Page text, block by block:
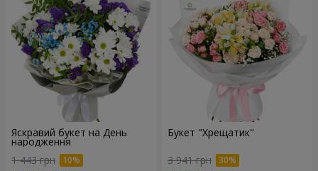
Яскравий букет на День
народження
1 443 грн
Букет "Хрещатик"
3 941 грн